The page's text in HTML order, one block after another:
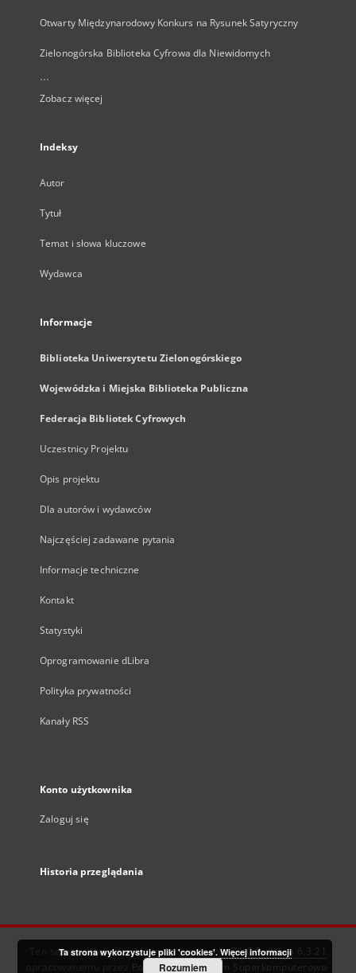
Otwarty Międzynarodowy Konkurs na Rysunek Satyryczny
Zielonogórska Biblioteka Cyfrowa dla Niewidomych
...
Zobacz więcej
Indeksy
Autor
Tytuł
Temat i słowa kluczowe
Wydawca
Informacje
Biblioteka Uniwersytetu Zielonogórskiego
Wojewódzka i Miejska Biblioteka Publiczna
Federacja Bibliotek Cyfrowych
Uczestnicy Projektu
Opis projektu
Dla autorów i wydawców
Najczęściej zadawane pytania
Informacje techniczne
Kontakt
Statystyki
Oprogramowanie dLibra
Polityka prywatności
Kanały RSS
Konto użytkownika
Zaloguj się
Historia przeglądania
Ten serwis działa dzięki oprogramowaniuDInGO dLibra 6.3.21
Poznańskie Centrum Superkomputerowo-
Ta strona wykorzystuje pliki 'cookies'. Więcej informacji
Rozumiem